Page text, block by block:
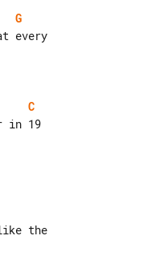
G
every
C